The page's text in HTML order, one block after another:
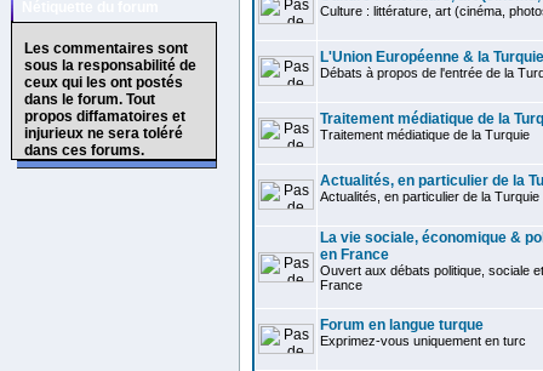
Les commentaires sont
sous la responsabilité de
ceux qui les ont postés
dans le forum. Tout
propos diffamatoires et
injurieux ne sera toléré
dans ces forums.
Culture : littérature, art (cinéma,
L'Union Européenne & la Turquie
Débats à propos de l'entrée de la
Traitement médiatique de la
Traitement médiatique de la Turquie
Actualités, en particulier de la
Actualités, en particulier de la Turquie
La vie sociale, économique &
en France
Ouvert aux débats politique, sociale
France
Forum en langue turque
Exprimez-vous uniquement en turc